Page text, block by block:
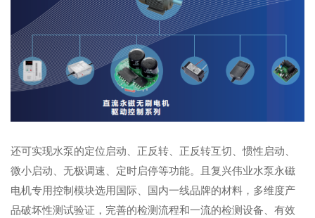
还可实现水泵的定位启动、正反转、正反转互切、惯性启动、
微小启动、无极调速、定时启停等功能。且复兴伟业水泵永磁
电机专用控制模块选用国际、国内一线品牌的材料，多维度产
品破坏性测试验证，完善的检测流程和一流的检测设备、有效